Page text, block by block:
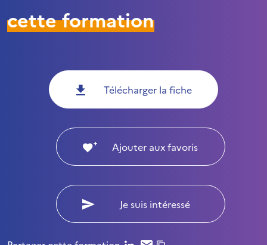
cette formation
Télécharger la fiche
Ajouter aux favoris
Je suis intéressé